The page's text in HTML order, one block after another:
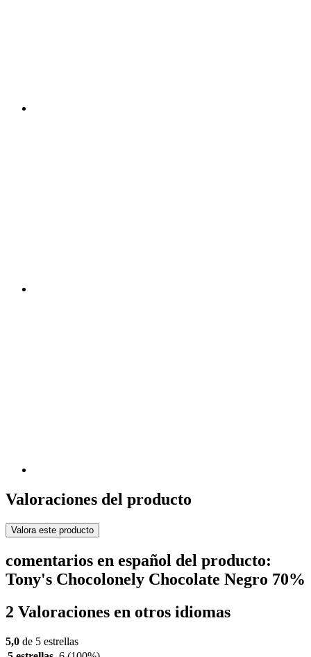
Valoraciones del producto
Valora este producto
comentarios en español del producto:
Tony's Chocolonely Chocolate Negro 70%
2 Valoraciones en otros idiomas
5,0 de 5 estrellas